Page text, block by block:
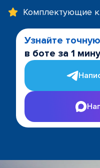
Комплектующие
Узнайте
в боте за 1